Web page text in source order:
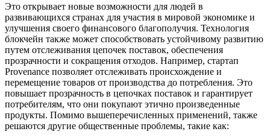
Это открывает новые возможности для людей в
развивающихся странах для участия в мировой экономике и
улучшения своего финансового благополучия. Технология
блокчейн также может способствовать устойчивому развитию
путем отслеживания цепочек поставок, обеспечения
прозрачности и сокращения отходов. Например, стартап
Provenance позволяет отслеживать происхождение и
перемещение товаров от производства до потребления. Это
повышает прозрачность в цепочках поставок и гарантирует
потребителям, что они покупают этично произведенные
продукты. Помимо вышеперечисленных применений, также
решаются другие общественные проблемы, такие как: